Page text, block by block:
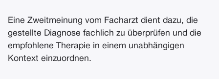
Eine Zweitmeinung vom Facharzt dient dazu, die
gestellte Diagnose fachlich zu überprüfen und die
empfohlene Therapie in einem unabhängigen
Kontext einzuordnen.